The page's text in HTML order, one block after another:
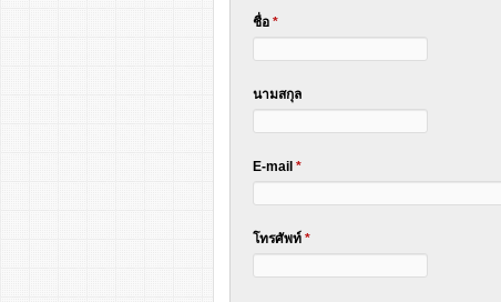
ชื่อ*
นามสกุล
E-mail*
โทรศัพท์*